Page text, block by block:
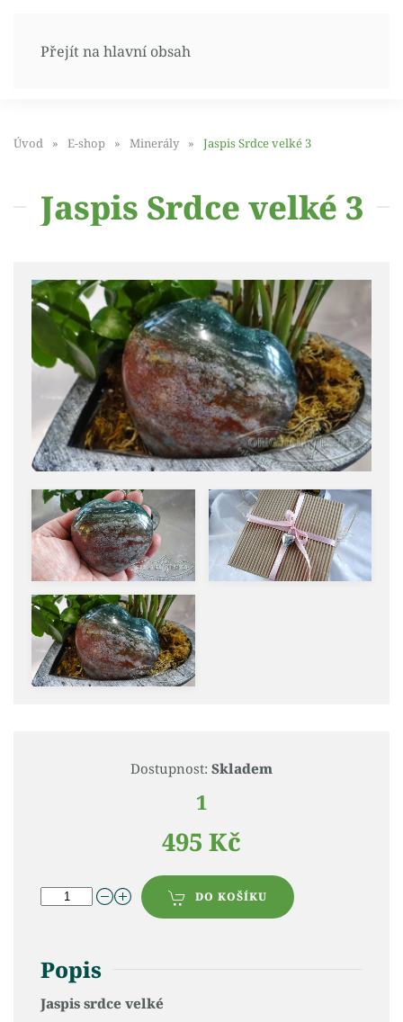
Přejít na hlavní obsah
Úvod E-shop Minerály Jaspis Srdce velké 3
Jaspis Srdce velké 3
Dostupnost: Skladem
1
495 Kč
DO KOŠÍKU
Popis
Jaspis srdce velké